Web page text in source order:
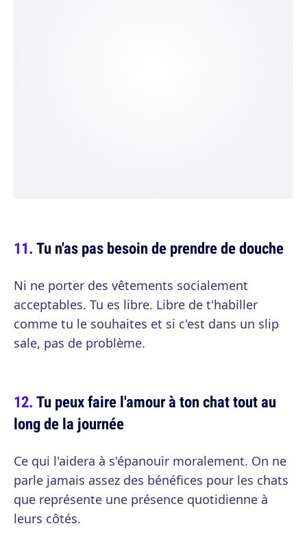
Tu n'as pas besoin de prendre de douche
Ni ne porter des vêtements socialement
acceptables. Tu es libre. Libre de t'habiller
comme tu le souhaites et si c'est dans un slip
sale, pas de problème.
Tu peux faire l'amour à ton chat tout au
long de la journée
Ce qui l'aidera à s'épanouir moralement. On ne
parle jamais assez des bénéfices pour les chats
que représente une présence quotidienne à
leurs côtés.